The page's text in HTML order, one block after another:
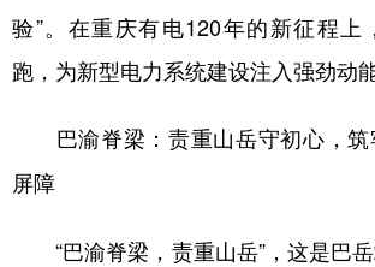
验”。在重庆有电120年的新征程上
跑，为新型电力系统建设注入强劲动能
巴渝脊梁：责重山岳守初心，
屏障
“巴渝脊梁，责重山岳”，这是巴岳